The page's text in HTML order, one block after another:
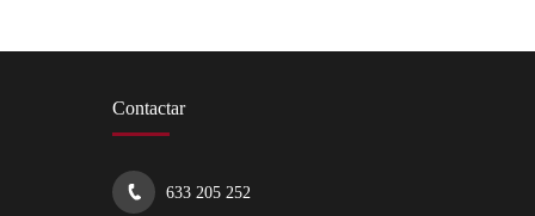
Contactar
633 205 252